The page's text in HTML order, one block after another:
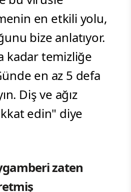
en etkili yolu,
bize anlatıyor.
kadar temizliğe
en az 5 defa
Diş ve ağız
edin" diye
zaten